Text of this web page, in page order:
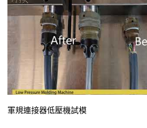
軍規連接器低壓機試模